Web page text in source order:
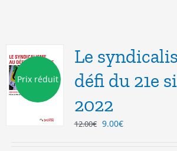
Prix réduit
Le
défi du 21e
2022
12.00€ Le
9.00€Le